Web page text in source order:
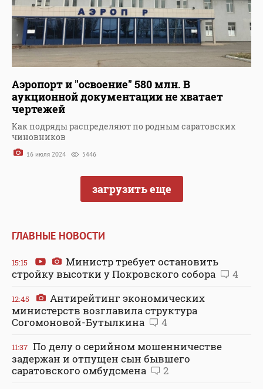
Аэропорт и "освоение" 580 млн. В
аукционной документации не хватает
чертежей
Как подряды распределяют по родным саратовских
чиновников
16 июля 2024 5446
загрузить еще
ГЛАВНЫЕ НОВОСТИ
15:15
Министр требует остановить
стройку высотки у Покровского собора
4
12:45
Антирейтинг экономических
министерств возглавила структура
Согомоновой-Бутылкина
4
11:37 По делу о серийном мошенничестве
задержан и отпущен сын бывшего
саратовского омбудсмена
2